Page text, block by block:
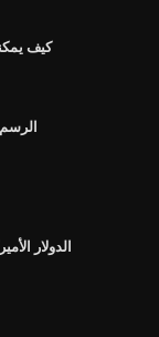
كيف
الرسم
الدولار